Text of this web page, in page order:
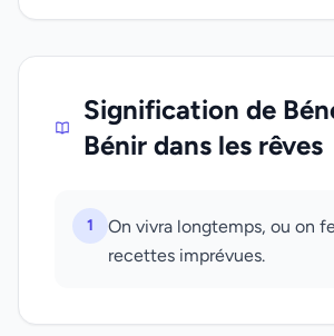
Signification de
Bénir dans les rêves
1
On vivra longtemps, ou on
recettes imprévues.